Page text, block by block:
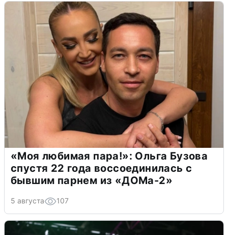
«Моя любимая пара!»: Ольга Бузова
спустя 22 года воссоединилась с
бывшим парнем из «ДОМа-2»
5 августа 107